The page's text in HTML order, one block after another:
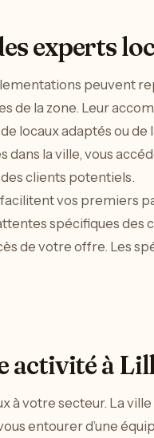
experts
peuvent
de la zone. Leur
locaux adaptés ou
la ville, vous
clients potentiels.
vos
spécifiques
de votre offre. Les
activité à
votre secteur. La
entourer d’une